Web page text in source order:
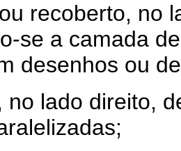
recoberto, no
se a camada
desenhos ou
no lado direito,